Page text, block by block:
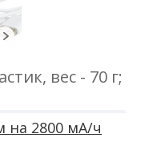
вес - 70 г;
на 2800 мА/ч